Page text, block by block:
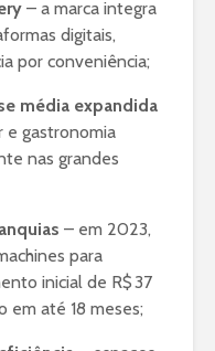
– a marca integra
digitais,
por conveniência;
média expandida
e gastronomia
nas grandes
– em 2023,
para
inicial de R$ 37
em até 18 meses;